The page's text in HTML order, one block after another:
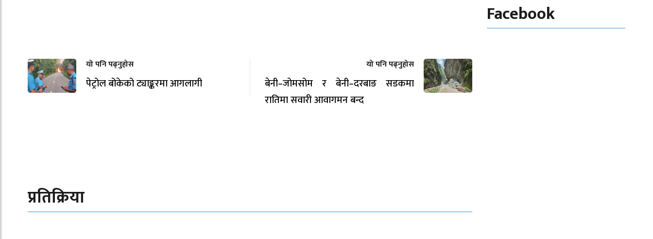
यो पनि पढ्नुहोस
पेट्रोल बोकेको ट्याङ्करमा आगलागी
यो पनि पढ्नुहोस
बेनी–जोमसोम र बेनी–दरबाङ सडकमा
रातिमा सवारी आवागमन बन्द
प्रतिक्रिया
Facebook